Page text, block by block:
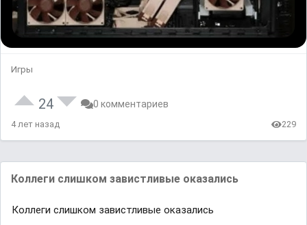
Игры
24 0 комментариев
4 лет назад 229
Коллеги слишком завистливые оказались
Коллеги слишком завистливые оказались